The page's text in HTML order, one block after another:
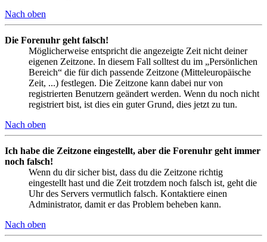
Nach oben
Die Forenuhr geht falsch!
Möglicherweise entspricht die angezeigte Zeit nicht deiner
eigenen Zeitzone. In diesem Fall solltest du im „Persönlichen
Bereich“ die für dich passende Zeitzone (Mitteleuropäische
Zeit, ...) festlegen. Die Zeitzone kann dabei nur von
registrierten Benutzern geändert werden. Wenn du noch nicht
registriert bist, ist dies ein guter Grund, dies jetzt zu tun.
Nach oben
Ich habe die Zeitzone eingestellt, aber die Forenuhr geht immer
noch falsch!
Wenn du dir sicher bist, dass du die Zeitzone richtig
eingestellt hast und die Zeit trotzdem noch falsch ist, geht die
Uhr des Servers vermutlich falsch. Kontaktiere einen
Administrator, damit er das Problem beheben kann.
Nach oben